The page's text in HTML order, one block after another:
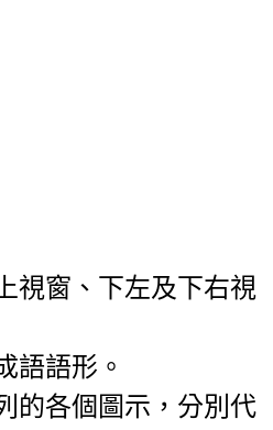
視窗、下左及下右視
語語形。
的各個圖示，分別代